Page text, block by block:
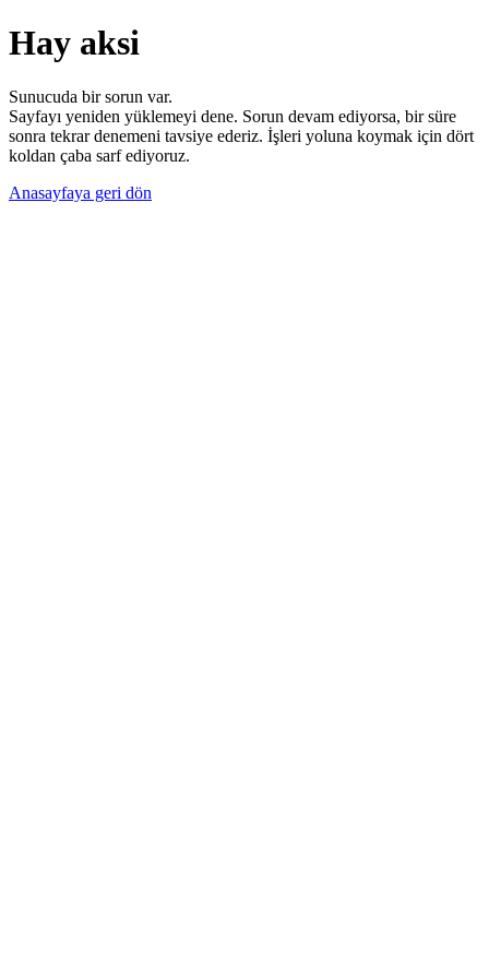
Hay aksi
Sunucuda bir sorun var.
Sayfayı yeniden yüklemeyi dene. Sorun devam ediyorsa, bir süre
sonra tekrar denemeni tavsiye ederiz. İşleri yoluna koymak için dört
koldan çaba sarf ediyoruz.
Anasayfaya geri dön